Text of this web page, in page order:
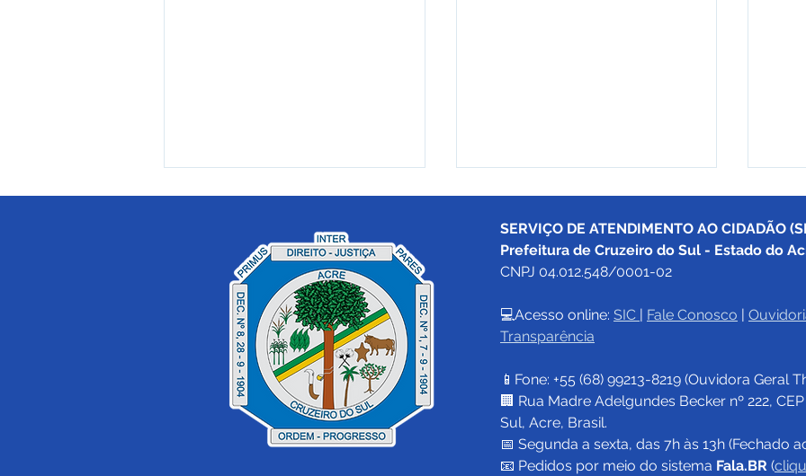
PE 023/2025 - Aviso de
Licitação
PE N°024/2025 - AVISO DE
SERVIÇO DE ATENDIMENTO AO CIDADÃO
Prefeitura de Cruzeiro do Sul - Estado do
CNPJ 04.012.548/0001-02
💻Acesso online: SIC Fale Conosco
Transparência
📱Fone: +55 (68) 99213-8219 (Ouvidora Geral
🏢 Rua Madre Adelgundes Becker nº 222,
Sul, Acre, Brasil.
📅 Segunda a sexta, das 7h às 13h (Fechado
📧 Pedidos por meio do sistema Fala.BR (